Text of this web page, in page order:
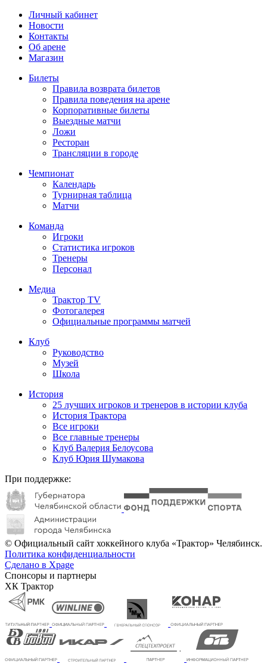
Личный кабинет
Новости
Контакты
Об арене
Магазин
Билеты
Правила возврата билетов
Правила поведения на арене
Корпоративные билеты
Выездные матчи
Ложи
Ресторан
Трансляции в городе
Чемпионат
Календарь
Турнирная таблица
Матчи
Команда
Игроки
Статистика игроков
Тренеры
Персонал
Медиа
Трактор TV
Фотогалерея
Официальные программы матчей
Клуб
Руководство
Музей
Школа
История
25 лучших игроков и тренеров в истории клуба
История Трактора
Все игроки
Все главные тренеры
Клуб Валерия Белоусова
Клуб Юрия Шумакова
При поддержке:
© Официальный сайт хоккейного клуба «Трактор» Челябинск.
Политика конфиденциальности
Сделано в Xpage
Спонсоры и партнеры
ХК Трактор